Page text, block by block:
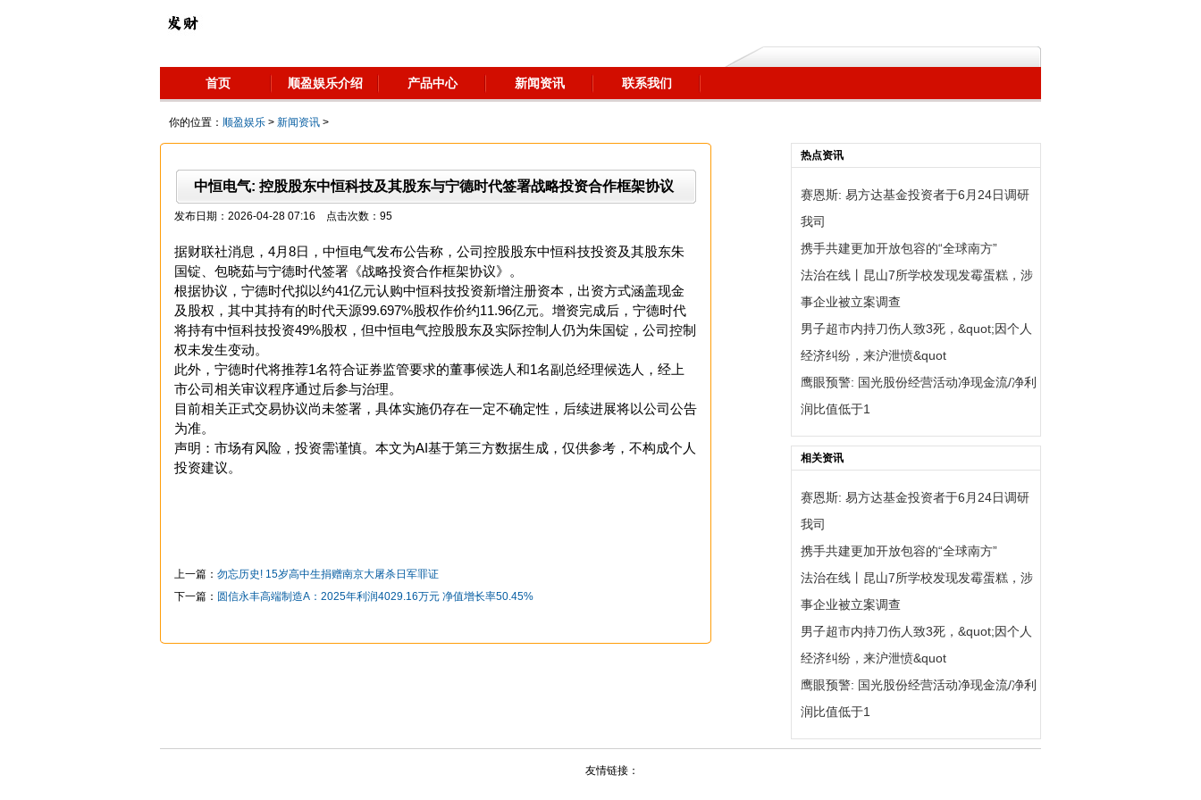
首页 顺盈娱乐介绍 产品中心 新闻资讯 联系我们
你的位置： 顺盈娱乐 > 新闻资讯 >
中恒电气: 控股股东中恒科技及其股东与宁德时代签署战略投资合作框架协议
发布日期：2026-04-28 07:16 点击次数：95
据财联社消息，4月8日，中恒电气发布公告称，公司控股股东中恒科技投资及其股东朱
国锭、包晓茹与宁德时代签署《战略投资合作框架协议》。
根据协议，宁德时代拟以约41亿元认购中恒科技投资新增注册资本，出资方式涵盖现金
及股权，其中其持有的时代天源99.697%股权作价约11.96亿元。增资完成后，宁德时代
将持有中恒科技投资49%股权，但中恒电气控股股东及实际控制人仍为朱国锭，公司控制
权未发生变动。
此外，宁德时代将推荐1名符合证券监管要求的董事候选人和1名副总经理候选人，经上
市公司相关审议程序通过后参与治理。
目前相关正式交易协议尚未签署，具体实施仍存在一定不确定性，后续进展将以公司公告
为准。
声明：市场有风险，投资需谨慎。本文为AI基于第三方数据生成，仅供参考，不构成个人
投资建议。
上一篇： 勿忘历史! 15岁高中生捐赠南京大屠杀日军罪证
下一篇： 圆信永丰高端制造A：2025年利润4029.16万元 净值增长率50.45%
热点资讯
赛恩斯: 易方达基金投资者于6月24日调研
我司
携手共建更加开放包容的“全球南方”
法治在线丨昆山7所学校发现发霉蛋糕，涉
事企业被立案调查
男子超市内持刀伤人致3死，&quot;因个人
经济纠纷，来沪泄愤&quot
鹰眼预警: 国光股份经营活动净现金流/净利
润比值低于1
相关资讯
赛恩斯: 易方达基金投资者于6月24日调研
我司
携手共建更加开放包容的“全球南方”
法治在线丨昆山7所学校发现发霉蛋糕，涉
事企业被立案调查
男子超市内持刀伤人致3死，&quot;因个人
经济纠纷，来沪泄愤&quot
鹰眼预警: 国光股份经营活动净现金流/净利
润比值低于1
友情链接：